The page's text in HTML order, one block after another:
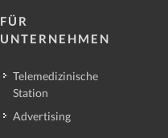
FÜR
UNTERNEHMEN
Telemedizinische
Station
Advertising